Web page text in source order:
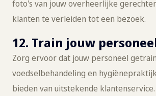
foto's van jouw overheerlijke
klanten te verleiden tot een bezoek.
12. Train jouw
Zorg ervoor dat jouw personeel
voedselbehandeling en
bieden van uitstekende